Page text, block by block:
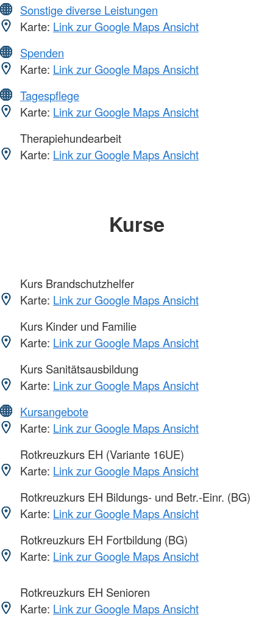
Sonstige diverse Leistungen
Karte: Link zur Google Maps Ansicht
Spenden
Karte: Link zur Google Maps Ansicht
Tagespflege
Karte: Link zur Google Maps Ansicht
Therapiehundearbeit
Karte: Link zur Google Maps Ansicht
Kurse
Kurs Brandschutzhelfer
Karte: Link zur Google Maps Ansicht
Kurs Kinder und Familie
Karte: Link zur Google Maps Ansicht
Kurs Sanitätsausbildung
Karte: Link zur Google Maps Ansicht
Kursangebote
Karte: Link zur Google Maps Ansicht
Rotkreuzkurs EH (Variante 16UE)
Karte: Link zur Google Maps Ansicht
Rotkreuzkurs EH Bildungs- und Betr.-Einr. (BG)
Karte: Link zur Google Maps Ansicht
Rotkreuzkurs EH Fortbildung (BG)
Karte: Link zur Google Maps Ansicht
Rotkreuzkurs EH Senioren
Karte: Link zur Google Maps Ansicht